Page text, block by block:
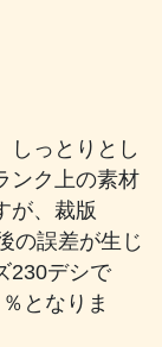
しっとりとし
ンク上の素材
が、裁版
の誤差が生じ
230デシで
となりま